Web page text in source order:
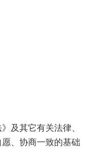
及其它有关法律、
、协商一致的基础